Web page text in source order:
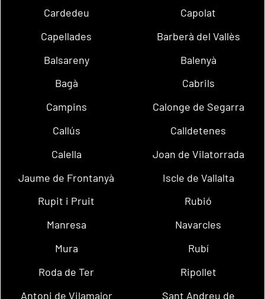
Cardedeu
Capolat
Capellades
Barberà del Vallès
Balsareny
Balenyà
Bagà
Cabrils
Campins
Calonge de Segarra
Callús
Calldetenes
Calella
Joan de Vilatorrada
Jaume de Frontanyà
Iscle de Vallalta
Rupit i Pruit
Rubió
Manresa
Navarcles
Mura
Rubí
Roda de Ter
Ripollet
Antoni de Vilamajor
Sant Andreu de